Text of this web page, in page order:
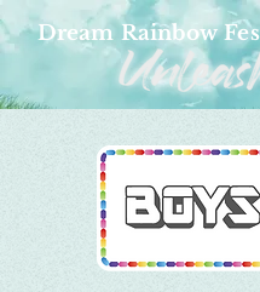
Dream Rainbow